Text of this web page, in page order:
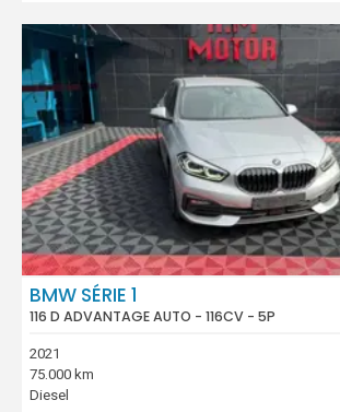
BMW SÉRIE 1
116 D ADVANTAGE AUTO - 116CV - 5P
2021
75.000 km
Diesel